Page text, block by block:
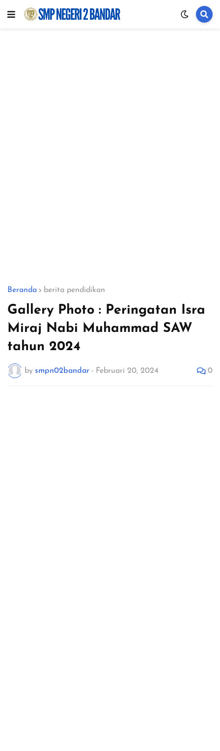
Beranda berita pendidikan
Gallery Photo : Peringatan Isra
Miraj Nabi Muhammad SAW
tahun 2024
by smpn02bandar - Februari 20, 2024 0